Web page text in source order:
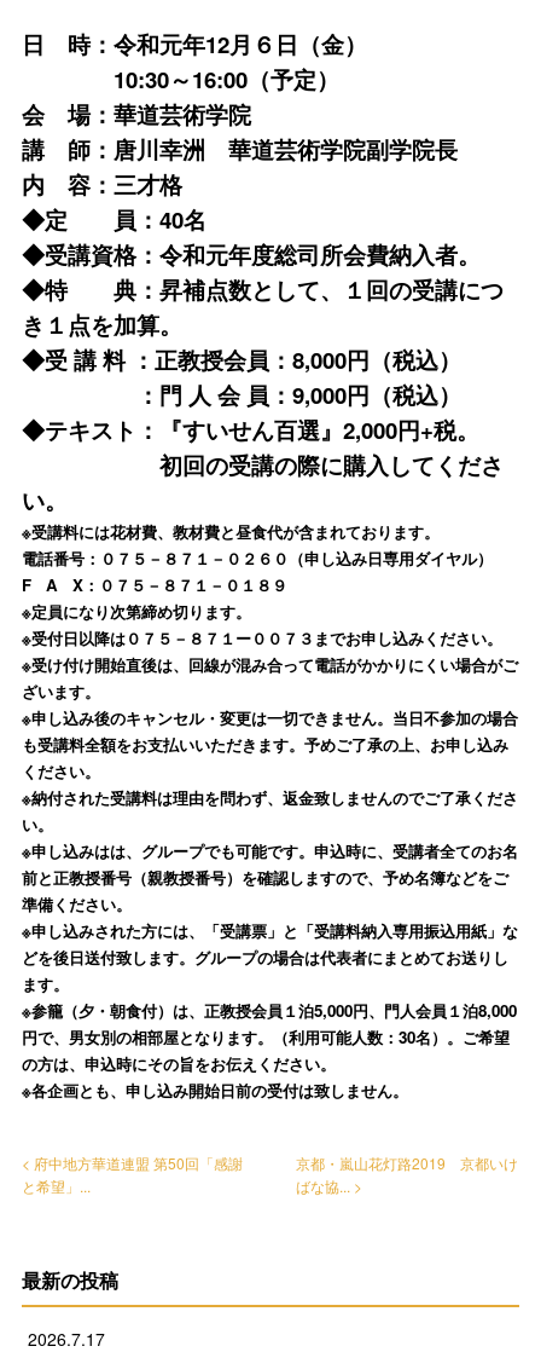
日 時：令和元年12月６日（金）
10:30～16:00（予定）
会 場：華道芸術学院
講 師：唐川幸洲 華道芸術学院副学院長
内 容：三才格
◆定 員：40名
◆受講資格：令和元年度総司所会費納入者。
◆特 典：昇補点数として、１回の受講につ
き１点を加算。
◆受 講 料 ：正教授会員：8,000円（税込）
：門 人 会 員：9,000円（税込）
◆テキスト：『すいせん百選』2,000円+税。
初回の受講の際に購入してくださ
い。
※受講料には花材費、教材費と昼食代が含まれております。
電話番号：０７５－８７１－０２６０（申し込み日専用ダイヤル）
F A X：０７５－８７１－０１８９
※定員になり次第締め切ります。
※受付日以降は０７５－８７１ー００７３までお申し込みください。
※受け付け開始直後は、回線が混み合って電話がかかりにくい場合がご
ざいます。
※申し込み後のキャンセル・変更は一切できません。当日不参加の場合
も受講料全額をお支払いいただきます。予めご了承の上、お申し込み
ください。
※納付された受講料は理由を問わず、返金致しませんのでご了承くださ
い。
※申し込みはは、グループでも可能です。申込時に、受講者全てのお名
前と正教授番号（親教授番号）を確認しますので、予め名簿などをご
準備ください。
※申し込みされた方には、「受講票」と「受講料納入専用振込用紙」な
どを後日送付致します。グループの場合は代表者にまとめてお送りし
ます。
※参籠（夕・朝食付）は、正教授会員１泊5,000円、門人会員１泊8,000
円で、男女別の相部屋となります。（利用可能人数：30名）。ご希望
の方は、申込時にその旨をお伝えください。
※各企画とも、申し込み開始日前の受付は致しません。
< 府中地方華道連盟 第50回「感謝
と希望」...
京都・嵐山花灯路2019 京都いけ
ばな協... >
最新の投稿
2026.7.17